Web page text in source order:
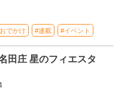
でかけ #連載 #イベント
田庄 星のフィエスタ